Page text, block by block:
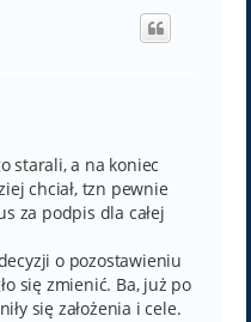
starali, a na koniec
chciał, tzn pewnie
za podpis dla całej
o pozostawieniu
się zmienić. Ba, już po
się założenia i cele.